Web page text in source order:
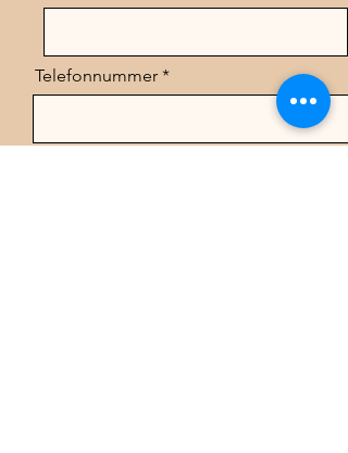
Telefonnummer